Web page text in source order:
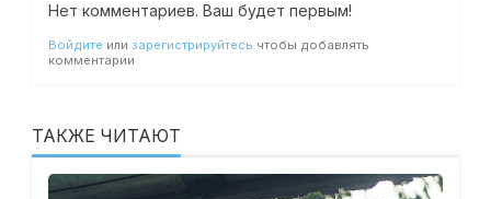
Нет комментариев. Ваш будет первым!
Войдите или зарегистрируйтесь чтобы добавлять
комментарии
ТАКЖЕ ЧИТАЮТ